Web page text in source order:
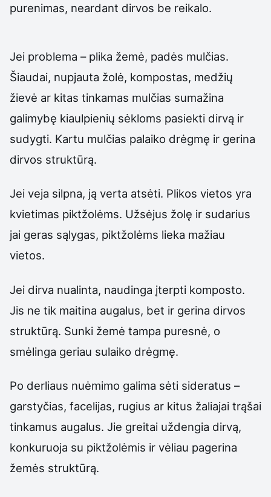
purenimas, neardant dirvos be reikalo.
Jei problema – plika žemė, padės mulčias.
Šiaudai, nupjauta žolė, kompostas, medžių
žievė ar kitas tinkamas mulčias sumažina
galimybę kiaulpienių sėkloms pasiekti dirvą ir
sudygti. Kartu mulčias palaiko drėgmę ir gerina
dirvos struktūrą.
Jei veja silpna, ją verta atsėti. Plikos vietos yra
kvietimas piktžolėms. Užsėjus žolę ir sudarius
jai geras sąlygas, piktžolėms lieka mažiau
vietos.
Jei dirva nualinta, naudinga įterpti komposto.
Jis ne tik maitina augalus, bet ir gerina dirvos
struktūrą. Sunki žemė tampa puresnė, o
smėlinga geriau sulaiko drėgmę.
Po derliaus nuėmimo galima sėti sideratus –
garstyčias, facelijas, rugius ar kitus žaliajai trąšai
tinkamus augalus. Jie greitai uždengia dirvą,
konkuruoja su piktžolėmis ir vėliau pagerina
žemės struktūrą.